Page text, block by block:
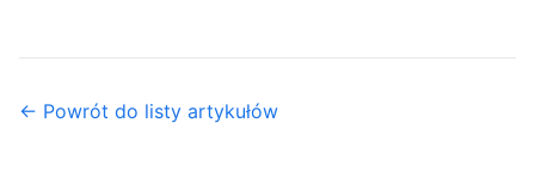
← Powrót do listy artykułów